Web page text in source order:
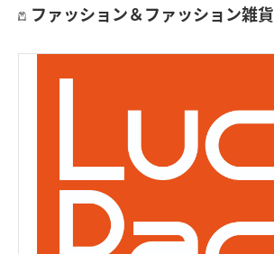
ファッション＆ファッション雑貨